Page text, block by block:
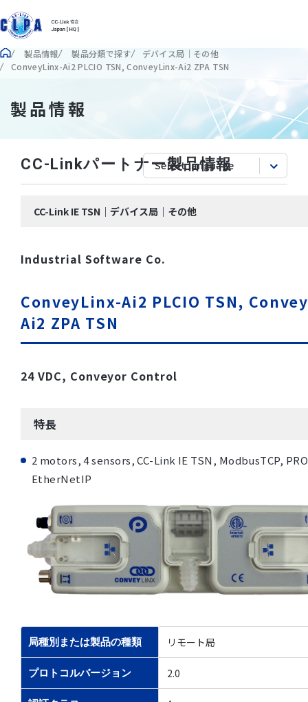
製品情報 製品分類で探す
デバイス局｜その他
ConveyLinx-Ai2 PLCIO TSN, ConveyLinx-Ai2 ZPA TSN
製品情報
CC-Linkパートナー製品情報
CC-Link IE TSN｜デバイス局｜その他
Industrial Software Co.
ConveyLinx-Ai2 PLCIO TSN,
Ai2 ZPA TSN
24 VDC, Conveyor Control
特長
2 motors, 4 sensors, CC-Link IE TSN, ModbusTCP,
EtherNetIP
局種別または製品の種類 リモート局
プロトコルバージョン 2.0